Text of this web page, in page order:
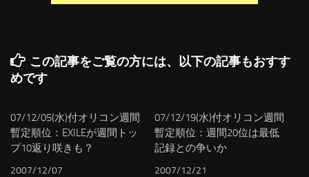
この記事をご覧の方には、以下の記事もおすす
めです
07/12/05(水)付オリコン週間
暫定順位：EXILEが週間トッ
プ10返り咲きも？
2007/12/07
07/12/19(水)付オリコン週間
暫定順位：週間20位は最低
記録との争いか
2007/12/21